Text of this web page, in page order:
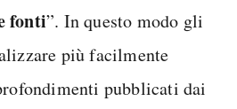
fonti”. In questo modo gli
più facilmente
pubblicati dai